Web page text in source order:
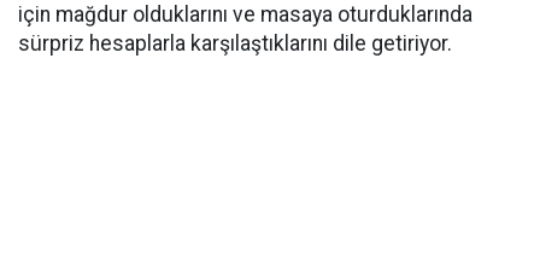
için mağdur olduklarını ve masaya oturduklarında
sürpriz hesaplarla karşılaştıklarını dile getiriyor.